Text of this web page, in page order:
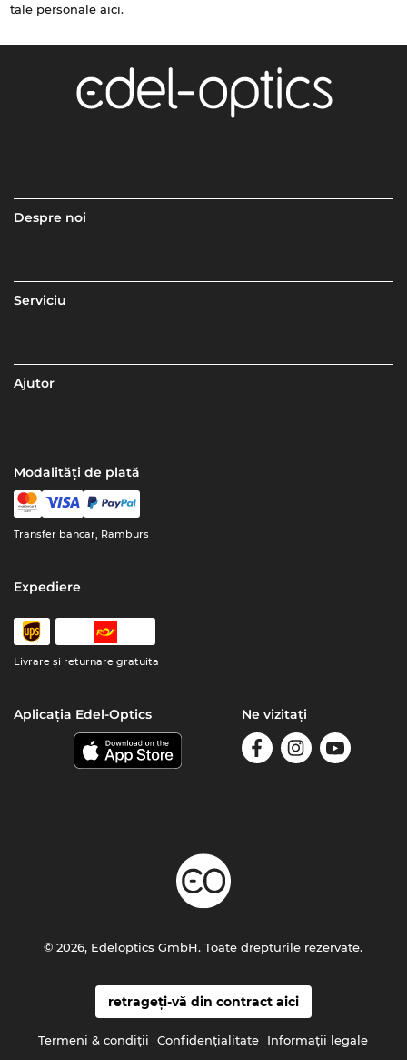
tale personale aici.
Despre noi
Serviciu
Ajutor
Modalități de plată
Transfer bancar, Ramburs
Expediere
Livrare şi returnare gratuita
Aplicația Edel-Optics Ne vizitați
retrageți-vă din contract aici
Termeni & condiţii Confidenţialitate Informaţii legale
© 2026, Edeloptics GmbH. Toate drepturile rezervate.